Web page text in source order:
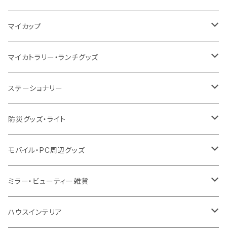
10oz
ポリエステル
再生不織布
不織布
保冷
スウェット
不織布
保冷
ポリエステル
不織布
ハンカチ
傘
キャンパス
デニム・デニムライク
ポリエステル
不織布
保冷
EVA
防水
再生ファブリック
フェアトレードコットン
デニム・デニムライク
ポリエステル
リネン
ステンレス
アルミ
クリアボトル
カスタムデザインボトル
サーモタンブラー
ステンレス2層タンブラー
プラスチック2層タンブラー
アルミタンブラー
バンブータンブラー
コーヒー配合タンブラー
カスタムデザインタンブラー
マイカップ
サーモ
ステンレス
バンブー
コーヒー配合
プラスチック
陶器
マイカトラリー・ランチグッズ
カトラリー
フードポット
コースター
ドリンク用品
保存容器
ステーショナリー
単色ボールペン
多機能ペン
ペンケース
メモ
防災グッズ・ライト
防災セット
ラジオ・スピーカー
ハンディライト
モバイル・PC周辺グッズ
チャージャー
充電器
ミラー・ビューティー雑貨
折りたたみ式ミラー
ハウスインテリア